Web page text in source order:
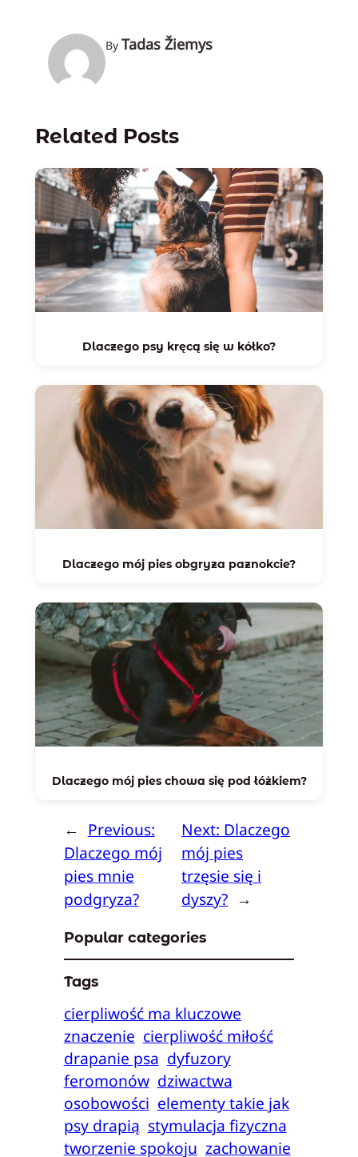
By Tadas Žiemys
Related Posts
Dlaczego psy kręcą się w kółko?
Dlaczego mój pies obgryza paznokcie?
Dlaczego mój pies chowa się pod łóżkiem?
← Previous:
Dlaczego mój
pies mnie
podgryza?
Next: Dlaczego
mój pies
trzęsie się i
dyszy? →
Popular categories
Tags
cierpliwość ma kluczowe
znaczenie cierpliwość miłość
drapanie psa dyfuzory
feromonów dziwactwa
osobowości elementy takie jak
psy drapią stymulacja fizyczna
tworzenie spokoju zachowanie